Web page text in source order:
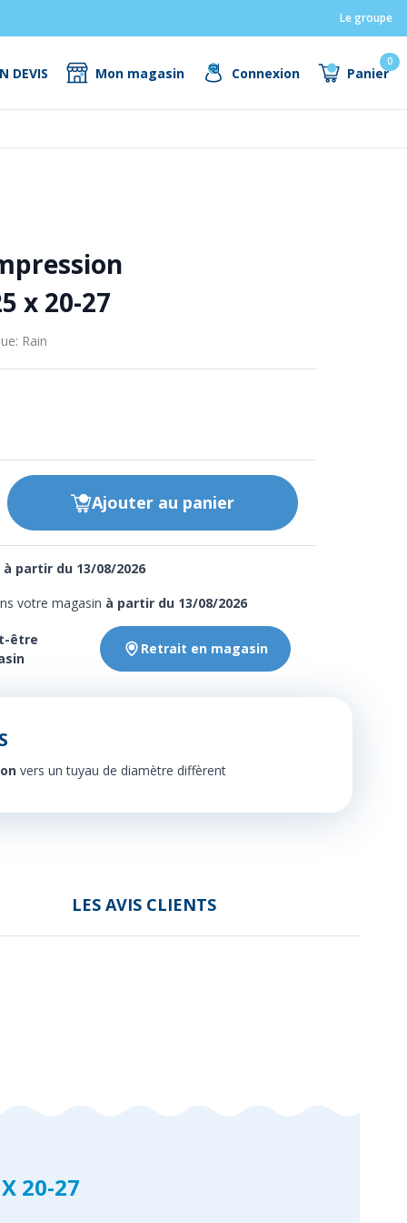
Le groupe
DEVIS Mon magasin Connexion Panier
0
x 20-27
Rain
Ajouter au panier
votre magasin à partir du 13/08/2026
à partir du 13/08/2026
être
Retrait en magasin
vers un tuyau de diamètre diffèrent
LES AVIS CLIENTS
X 20-27